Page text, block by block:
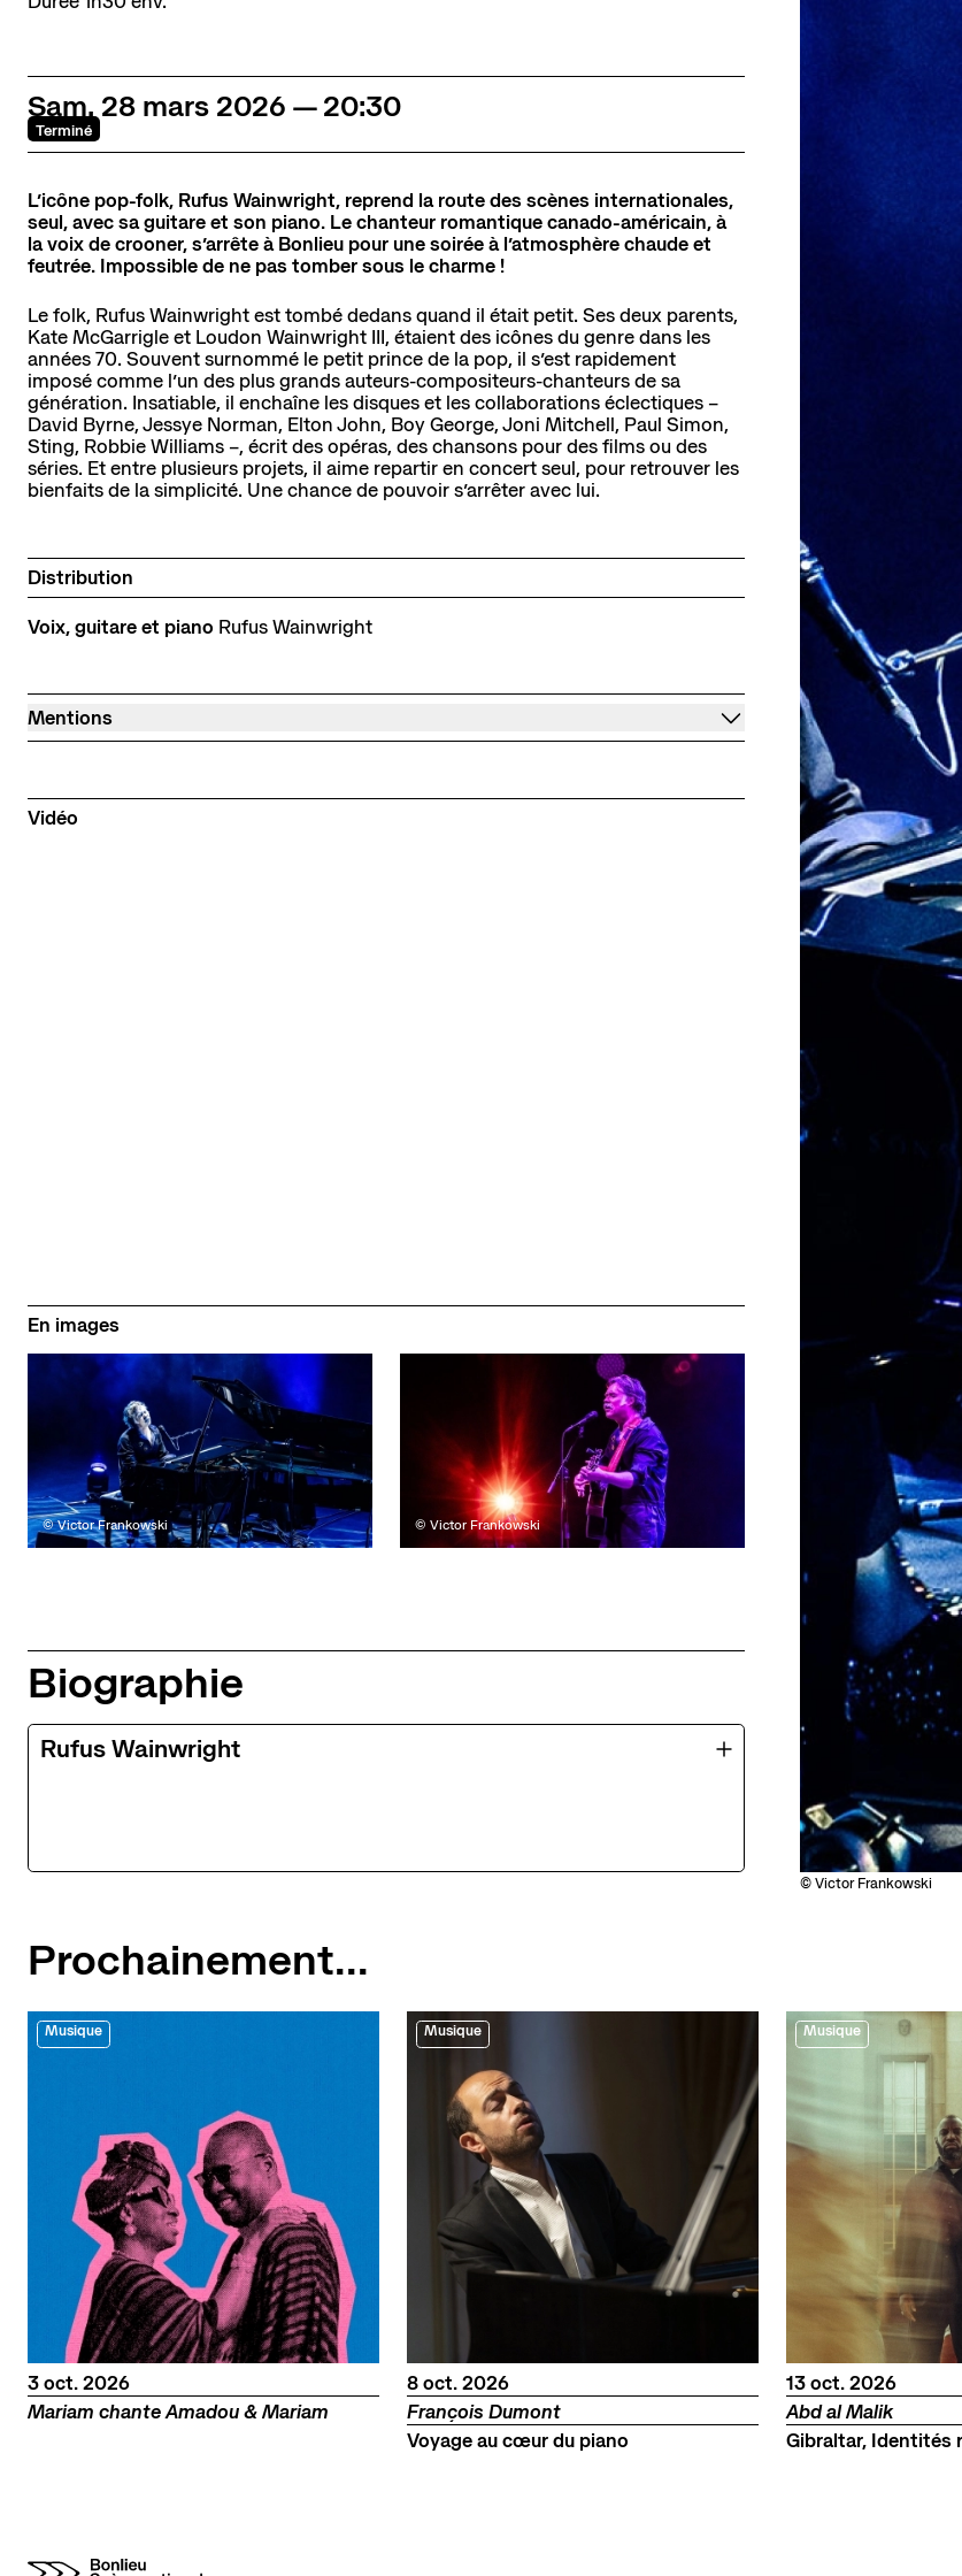
© Victor Frankowski
Sam. 28 mars 2026 20:30
Terminé
L’icône pop-folk, Rufus Wainwright, reprend la route des scènes internationales,
seul, avec sa guitare et son piano. Le chanteur romantique canado-américain, à
la voix de crooner, s’arrête à Bonlieu pour une soirée à l’atmosphère chaude et
feutrée. Impossible de ne pas tomber sous le charme !
Le folk, Rufus Wainwright est tombé dedans quand il était petit. Ses deux parents,
Kate McGarrigle et Loudon Wainwright III, étaient des icônes du genre dans les
années 70. Souvent surnommé le petit prince de la pop, il s’est rapidement
imposé comme l’un des plus grands auteurs-compositeurs-chanteurs de sa
génération. Insatiable, il enchaîne les disques et les collaborations éclectiques –
David Byrne, Jessye Norman, Elton John, Boy George, Joni Mitchell, Paul Simon,
Sting, Robbie Williams –, écrit des opéras, des chansons pour des films ou des
séries. Et entre plusieurs projets, il aime repartir en concert seul, pour retrouver les
bienfaits de la simplicité. Une chance de pouvoir s’arrêter avec lui.
Distribution
Voix, guitare et piano Rufus Wainwright
Mentions
Vidéo
En images
© Victor Frankowski © Victor Frankowski © Victor Frankowski
Biographie
Rufus Wainwright
Prochainement...
Musique
3 octobre
oct. 2026
Mariam chante Amadou & Mariam
Musique
8 octobre
oct. 2026
François Dumont
Voyage au cœur du piano
Musique
13 octobre
oct. 2026
Abd al Malik
Gibraltar, Identités
Soutiens et mécénat
ContactNewsletterRessources